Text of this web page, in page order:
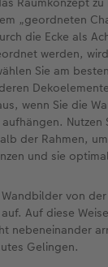
„geordneten
die Ecke als
werden,
Sie am
wenn Sie die
Nutzen
der Rahmen,
und sie
von
Auf diese
nebeneinander
Gelingen.